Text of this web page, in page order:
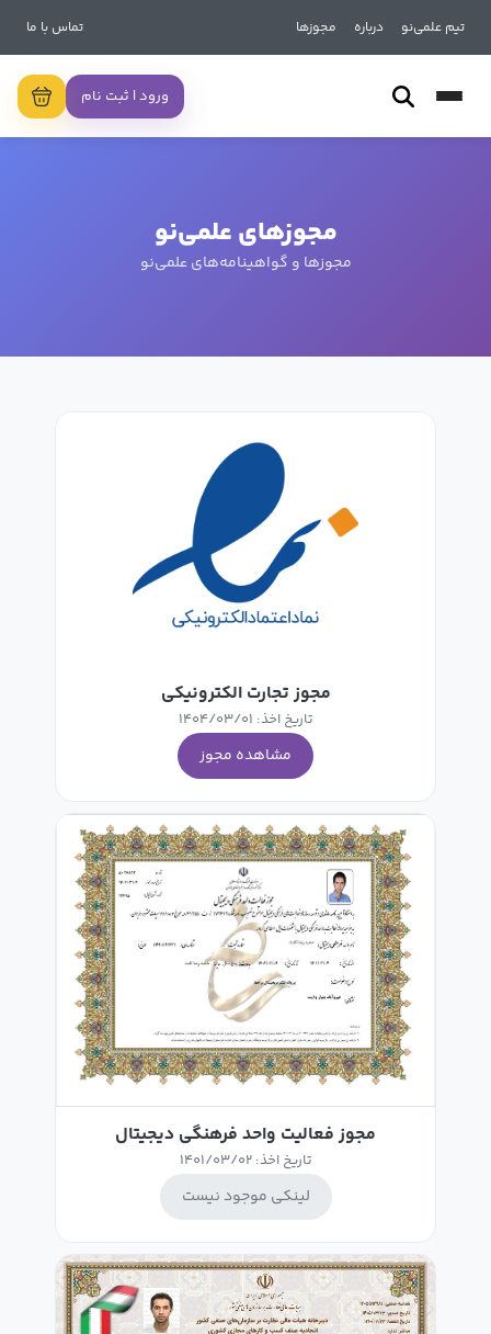
تیم علمی‌نو درباره مجوزها تماس با ما
ورود | ثبت نام
مجوزهای علمی‌نو
مجوزها و گواهینامه‌های علمی‌نو
مجوز تجارت الکترونیکی
تاریخ اخذ: 1404/03/01
مشاهده مجوز
مجوز فعالیت واحد فرهنگی دیجیتال
تاریخ اخذ: 1401/03/02
لینکی موجود نیست